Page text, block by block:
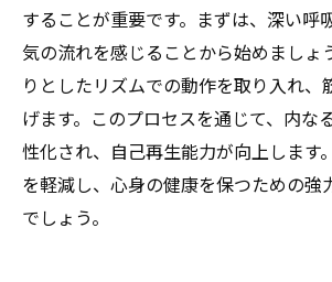
することが重要です。まずは、深い呼
気の流れを感じることから始めましょ
りとしたリズムでの動作を取り入れ、
げます。このプロセスを通じて、内な
性化され、自己再生能力が向上します
を軽減し、心身の健康を保つための強
でしょう。